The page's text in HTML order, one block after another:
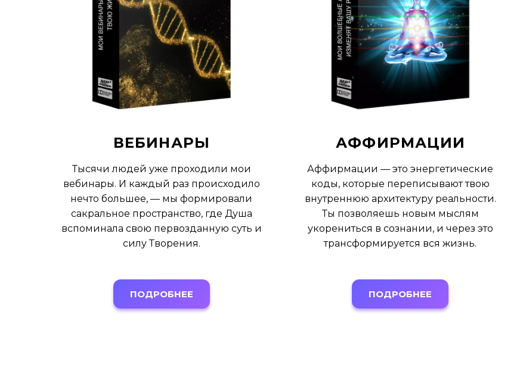
ВЕБИНАРЫ
Тысячи людей уже проходили мои
вебинары. И каждый раз происходило
нечто большее, — мы формировали
сакральное пространство, где Душа
вспоминала свою первозданную суть и
силу Творения.
ПОДРОБНЕЕ
АФФИРМАЦИИ
Аффирмации — это энергетические
коды, которые переписывают твою
внутреннюю архитектуру реальности.
Ты позволяешь новым мыслям
укорениться в сознании, и через это
трансформируется вся жизнь.
ПОДРОБНЕЕ